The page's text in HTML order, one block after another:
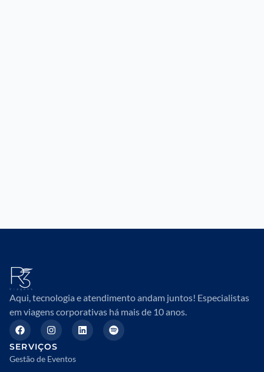
Aqui, tecnologia e atendimento andam juntos! Especialistas
em viagens corporativas há mais de 10 anos.
SERVIÇOS
Gestão de Eventos